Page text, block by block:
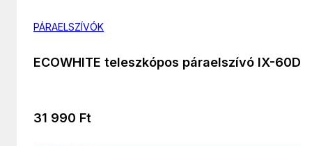
PÁRAELSZÍVÓK
ECOWHITE teleszkópos páraelszívó IX-60D
31 990 Ft